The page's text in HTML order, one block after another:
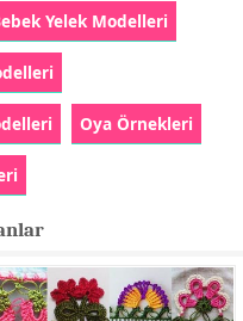
Yelek Modelleri
Oya Örnekleri